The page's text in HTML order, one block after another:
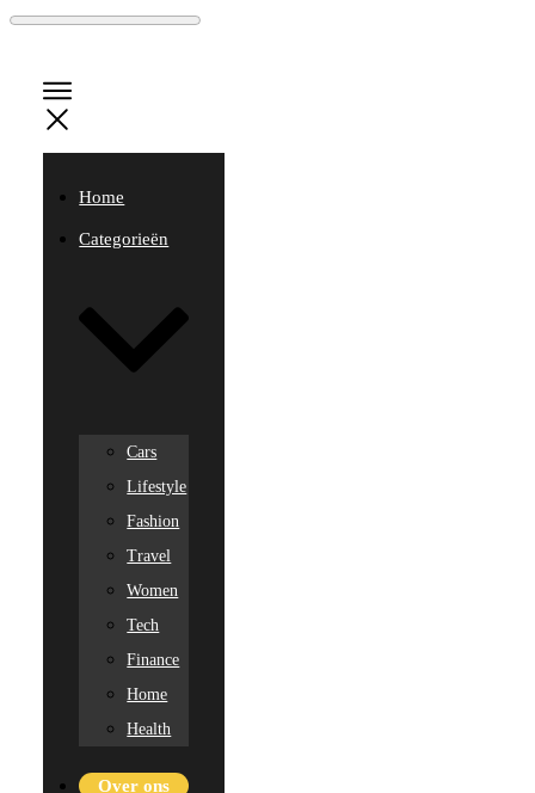
Home
Categorieën
Cars
Lifestyle
Fashion
Travel
Women
Tech
Finance
Home
Health
Over ons